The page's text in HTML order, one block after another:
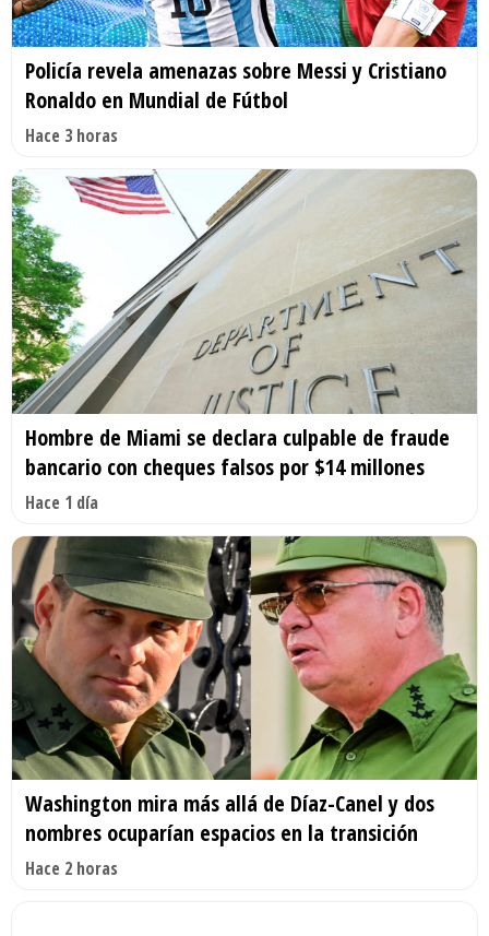
Policía revela amenazas sobre Messi y Cristiano
Ronaldo en Mundial de Fútbol
Hace 3 horas
Hombre de Miami se declara culpable de fraude
bancario con cheques falsos por $14 millones
Hace 1 día
Washington mira más allá de Díaz-Canel y dos
nombres ocuparían espacios en la transición
Hace 2 horas